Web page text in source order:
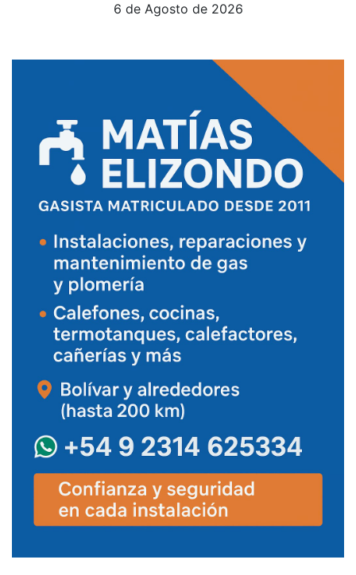
6 de Agosto de 2026